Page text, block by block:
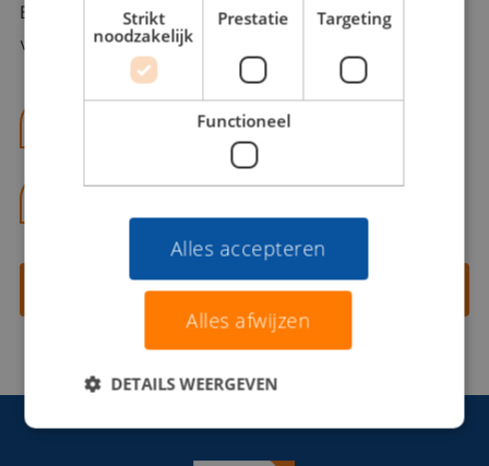
Bel of mail Benno met al jouw vragen. Benno staat
voor je klaar en helpt je graag!
benno@viajou.nl
Contact opnemen
Strikt
noodzakelijk
Prestatie Targeting
Functioneel
Alles accepteren
Alles afwijzen
DETAILS WEERGEVEN